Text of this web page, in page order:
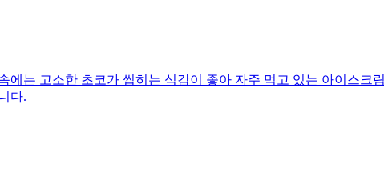
에는 고소한 초코가 씹히는 식감이 좋아 자주 먹고 있는 아이스
다.